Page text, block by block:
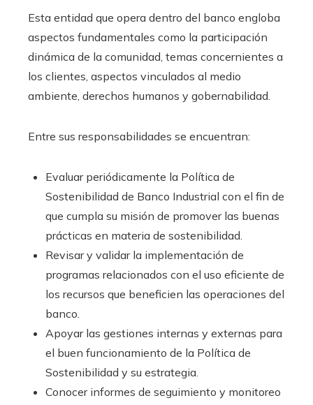
Esta entidad que opera dentro del banco engloba
aspectos fundamentales como la participación
dinámica de la comunidad, temas concernientes a
los clientes, aspectos vinculados al medio
ambiente, derechos humanos y gobernabilidad.
Entre sus responsabilidades se encuentran:
Evaluar periódicamente la Política de
Sostenibilidad de Banco Industrial con el fin de
que cumpla su misión de promover las buenas
prácticas en materia de sostenibilidad.
Revisar y validar la implementación de
programas relacionados con el uso eficiente de
los recursos que beneficien las operaciones del
banco.
Apoyar las gestiones internas y externas para
el buen funcionamiento de la Política de
Sostenibilidad y su estrategia.
Conocer informes de seguimiento y monitoreo